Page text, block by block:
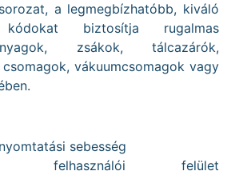
a legmegbízhatóbb, kiváló
kódokat biztosítja rugalmas
zsákok, tálcazárók,
vákuumcsomagok vagy
sebesség
felhasználói felület